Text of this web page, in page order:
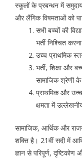
स्कूलों के प्रबन्धन में समुदाय
और लैंगिक विषमताओं को
सभी बच्चों की
भर्ती निश्चित
उच्च प्राथमिक
भर्ती, शिक्षा और
सामाजिक श्रेणी
प्राथमिक और
क्षमता में
सामाजिक, आर्थिक और
शक्ति है। 21वीं सदी में
ज्ञान से परिपूर्ण,